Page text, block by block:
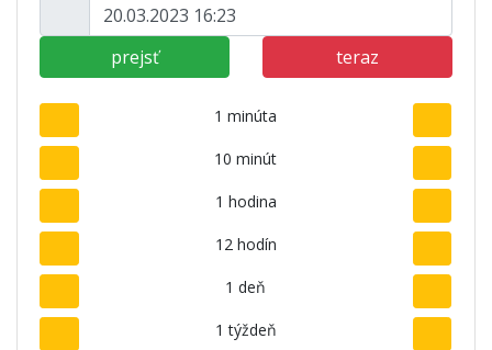
prejsť teraz
1 minúta
10 minút
1 hodina
12 hodín
1 deň
1 týždeň